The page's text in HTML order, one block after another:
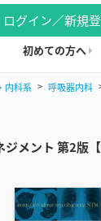
ログイン／新規
初めての方へ
内科系 呼吸器内科
メント 第2版【